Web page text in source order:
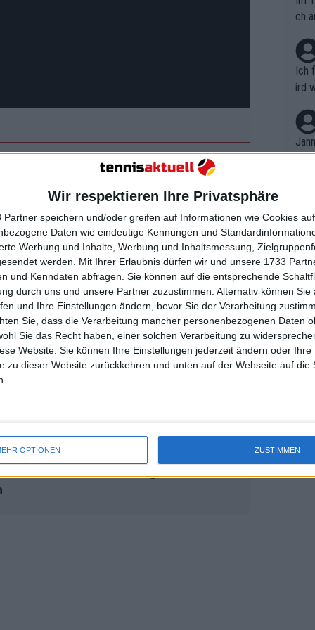
Wir respektieren Ihre Privatsphäre
Partner speichern und/oder greifen auf Informationen wie Cookies
Daten wie eindeutige Kennungen und
Werbung und Inhalte, Werbung und Inhaltsmessung,
werden. Mit Ihrer Erlaubnis dürfen wir und unsere 1733
und Kenndaten abfragen. Sie können auf die entsprechende
durch uns und unsere Partner zuzustimmen. Alternativ können Sie
und Ihre Einstellungen ändern, bevor Sie der Verarbeitung
Sie, dass die Verarbeitung mancher personenbezogenen Daten
Sie das Recht haben, einer solchen Verarbeitung zu
Website. Sie können Ihre Einstellungen jederzeit ändern oder Ihre
zu dieser Website zurückkehren und unten auf der Webseite auf die
OPTIONEN ZUSTIMMEN
Platz
Szene, die für Lacher, aber
wollte Medvedev sein
es aber nicht alleine. Er wandte sich
bitten, mein Hemd auszuziehen?
Armstrong ein, half Medvedev
überforderten Ballmädchen die
aneinander – Vergleich
ch
Ich
ird
r in
em
t,
B.
on
uss
mal
des
n
nt.
kel